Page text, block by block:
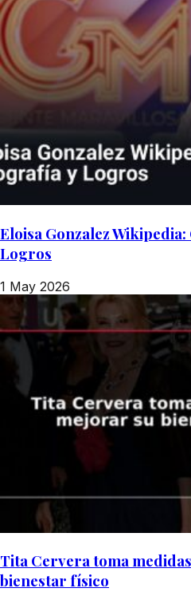
Eloisa Gonzalez
Logros
1 May 2026
Tita Cervera toma
bienestar físico